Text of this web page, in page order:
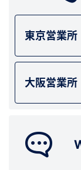
東京営業所
大阪営業所